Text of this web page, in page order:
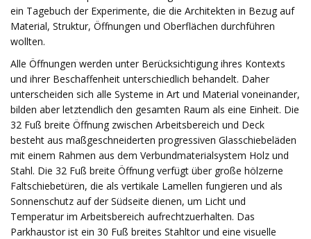
ein Tagebuch der Experimente, die die Architekten in Bezug auf
Material, Struktur, Öffnungen und Oberflächen durchführen
wollten.
Alle Öffnungen werden unter Berücksichtigung ihres Kontexts
und ihrer Beschaffenheit unterschiedlich behandelt. Daher
unterscheiden sich alle Systeme in Art und Material voneinander,
bilden aber letztendlich den gesamten Raum als eine Einheit. Die
32 Fuß breite Öffnung zwischen Arbeitsbereich und Deck
besteht aus maßgeschneiderten progressiven Glasschiebeläden
mit einem Rahmen aus dem Verbundmaterialsystem Holz und
Stahl. Die 32 Fuß breite Öffnung verfügt über große hölzerne
Faltschiebetüren, die als vertikale Lamellen fungieren und als
Sonnenschutz auf der Südseite dienen, um Licht und
Temperatur im Arbeitsbereich aufrechtzuerhalten. Das
Parkhaustor ist ein 30 Fuß breites Stahltor und eine visuelle